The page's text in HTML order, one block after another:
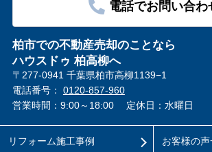
電話でお問い合わ
柏市での不動産売却のことなら
ハウスドゥ 柏高柳へ
〒277-0941 千葉県柏市高柳1139−1
電話番号： 0120-857-960
営業時間：9:00～18:00
定休日：水曜日
リフォーム施工事例 お客様の